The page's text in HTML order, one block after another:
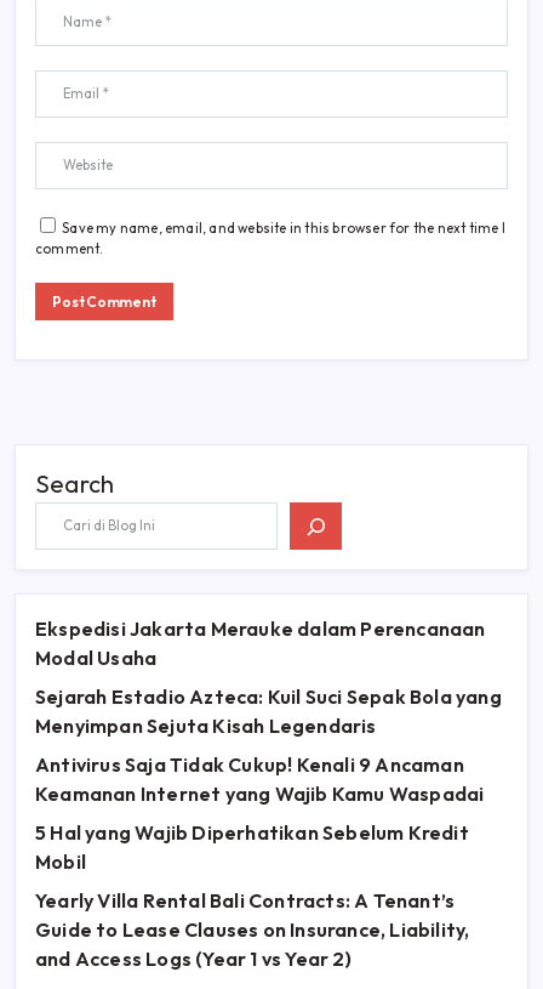
Save my name, email, and website in this browser for the next time I
comment.
Search
Ekspedisi Jakarta Merauke dalam Perencanaan
Modal Usaha
Sejarah Estadio Azteca: Kuil Suci Sepak Bola yang
Menyimpan Sejuta Kisah Legendaris
Antivirus Saja Tidak Cukup! Kenali 9 Ancaman
Keamanan Internet yang Wajib Kamu Waspadai
5 Hal yang Wajib Diperhatikan Sebelum Kredit
Mobil
Yearly Villa Rental Bali Contracts: A Tenant’s
Guide to Lease Clauses on Insurance, Liability,
and Access Logs (Year 1 vs Year 2)